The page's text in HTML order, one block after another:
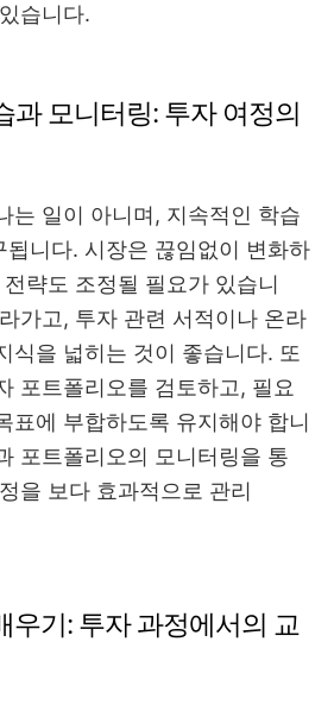
습니다.
과 모니터링: 투자 여정의
는 일이 아니며, 지속적인 학습
됩니다. 시장은 끊임없이 변화하
략도 조정될 필요가 있습니
가고, 투자 관련 서적이나 온라
식을 넓히는 것이 좋습니다. 또
포트폴리오를 검토하고, 필요
표에 부합하도록 유지해야 합니
포트폴리오의 모니터링을 통
을 보다 효과적으로 관리
우기: 투자 과정에서의 교